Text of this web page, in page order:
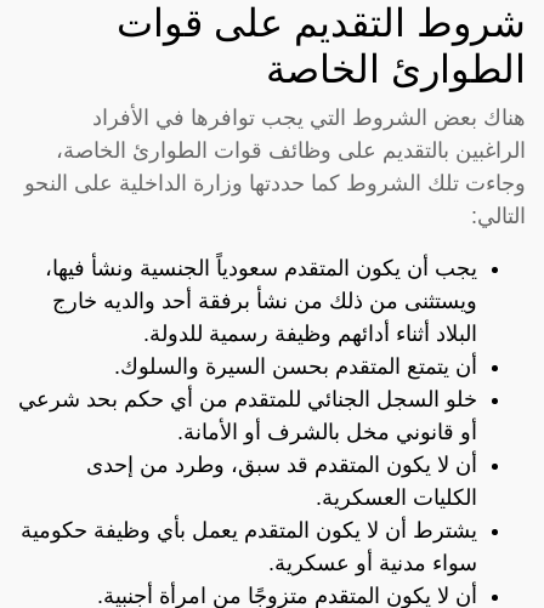
شروط التقديم على قوات
الطوارئ الخاصة
هناك بعض الشروط التي يجب توافرها في الأفراد
الراغبين بالتقديم على وظائف قوات الطوارئ الخاصة،
وجاءت تلك الشروط كما حددتها وزارة الداخلية على النحو
التالي:
يجب أن يكون المتقدم سعودياً الجنسية ونشأ فيها،
ويستثنى من ذلك من نشأ برفقة أحد والديه خارج
البلاد أثناء أدائهم وظيفة رسمية للدولة.
أن يتمتع المتقدم بحسن السيرة والسلوك.
خلو السجل الجنائي للمتقدم من أي حكم بحد شرعي
أو قانوني مخل بالشرف أو الأمانة.
أن لا يكون المتقدم قد سبق، وطرد من إحدى
الكليات العسكرية.
يشترط أن لا يكون المتقدم يعمل بأي وظيفة حكومية
سواء مدنية أو عسكرية.
أن لا يكون المتقدم متزوجًا من امرأة أجنبية.